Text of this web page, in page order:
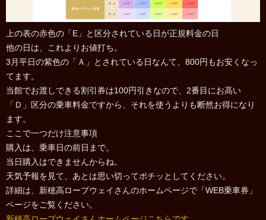
上の表の赤色の「E」と区分されている日が正規料金の日
他の日は、これよりお値打ち。
3月平日の紫色の「Ａ」とされている日なんて、800円もお安くなっ
てます。
当館でお渡しできる割引券は100円引きなので、2番目にお高い
「Ｄ」区分の乗車料金ですから、それを使うよりも断然お得になり
ます。
ここで一つだけ注意事項
購入は、乗車日の前日まで。
当日購入はできませんからね。
天気予報を見て、あとは思い切ってポチッとしてください。
詳細は、新穂高ロープウェイさんのホームページで「WEB乗車券」
ページをご覧ください。